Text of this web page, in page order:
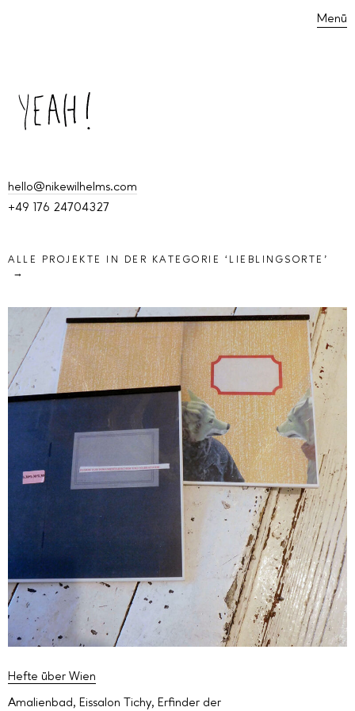
Menü
hello@nikewilhelms.com
+49 176 24704327
ALLE PROJEKTE IN DER KATEGORIE ‘ LIEBLINGSORTE ’
Hefte über Wien
Amalienbad, Eissalon Tichy, Erfinder der